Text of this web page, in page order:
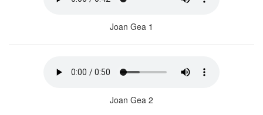
Joan Gea 1
Joan Gea 2